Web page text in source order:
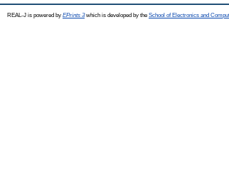
REAL-J is powered by EPrints 3which is developed by the School of Electronics and